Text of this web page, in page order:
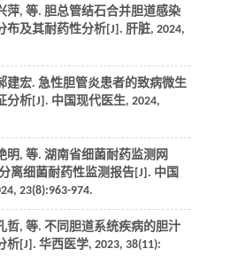
萍, 等. 胆总管结石合并胆道感染
布及其耐药性分析[J]. 肝脏, 2024,
建宏. 急性胆管炎患者的致病微生
分析[J]. 中国现代医生, 2024,
明, 等. 湖南省细菌耐药监测网
离细菌耐药性监测报告[J]. 中国
, 23(8):963-974.
哲, 等. 不同胆道系统疾病的胆汁
析[J]. 华西医学, 2023, 38(11):